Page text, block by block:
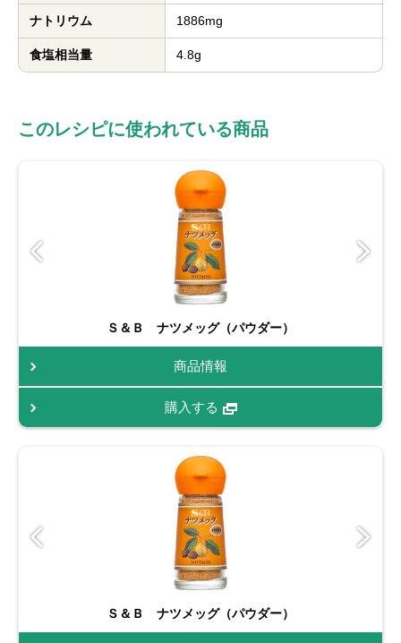
ナトリウム 1886mg
食塩相当量 4.8g
このレシピに使われている商品
Ｓ＆Ｂ ナツメッグ（パウダー）
商品情報
購入する
Ｓ＆Ｂ ナツメッグ（パウダー）